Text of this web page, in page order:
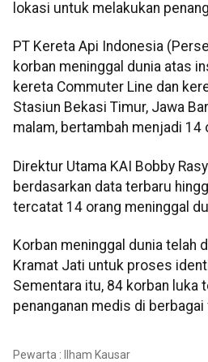
lokasi untuk melakukan
PT Kereta Api Indonesia
korban meninggal dunia atas
kereta Commuter Line dan
Stasiun Bekasi Timur, Jawa
malam, bertambah menjadi 14
Direktur Utama KAI Bobby
berdasarkan data terbaru
tercatat 14 orang meninggal
Korban meninggal dunia telah
Kramat Jati untuk proses
Sementara itu, 84 korban luka
penanganan medis di
Pewarta : Ilham Kausar